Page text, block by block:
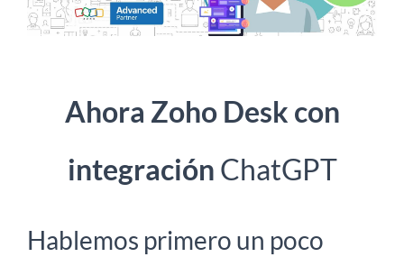
Ahora Zoho Desk con
integración ChatGPT
Hablemos primero un poco